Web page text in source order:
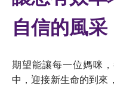
自信的風采
期望能讓每一位媽咪
中，迎接新生命的到來